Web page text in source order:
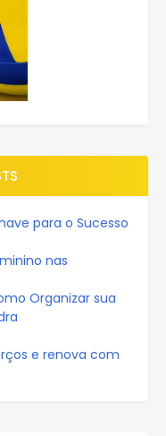
para o Sucesso
nas
Organizar sua
e renova com